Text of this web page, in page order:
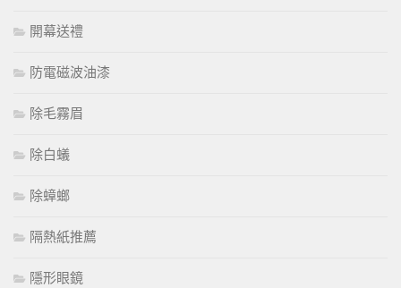
開幕送禮
防電磁波油漆
除毛霧眉
除白蟻
除蟑螂
隔熱紙推薦
隱形眼鏡